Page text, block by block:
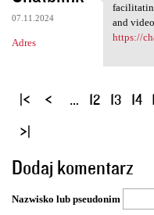
07.11.2024
Adres
and
https://
S
o
n
y
… 12 13 14
Dodaj komentarz
Nazwisko lub pseudonim